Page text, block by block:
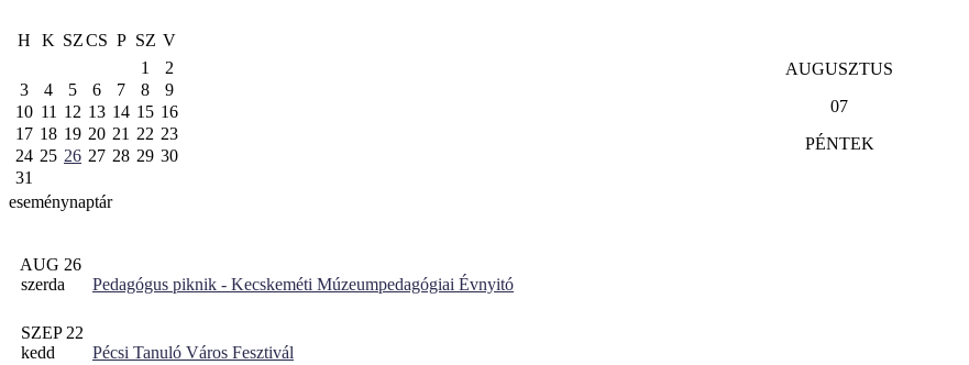
H K SZCS P SZ V
1
2
3
4 5 6 7 8
9
10 11 12 13 14 15 16
17 18 19 20 21 22 23
24 25 26 27 28 29 30
31
AUGUSZTUS
07
PÉNTEK
eseménynaptár
AUG 26
szerda
Pedagógus piknik - Kecskeméti Múzeumpedagógiai Évnyitó
SZEP 22
kedd
Pécsi Tanuló Város Fesztivál